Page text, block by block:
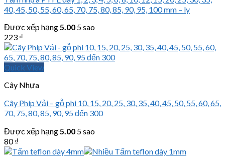
40, 45, 50, 55, 60, 65, 70, 75, 80, 85, 90, 95, 100 mm – ly
Được xếp hạng5.00 5 sao
223 ₫
Quick View
Cây Nhựa
Cây Phíp Vải – gỗ phi 10, 15, 20, 25, 30, 35, 40, 45, 50, 55, 60, 65,
70, 75, 80, 85, 90, 95 đến 300
Được xếp hạng5.00 5 sao
80₫